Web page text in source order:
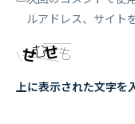
ルアドレス、サイト
上に表示された文字を